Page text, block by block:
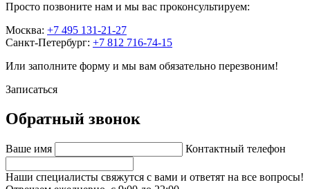
Просто позвоните нам и мы вас проконсультируем:
Москва: +7 495 131-21-27
Санкт-Петербург: +7 812 716-74-15
Или заполните форму и мы вам обязательно перезвоним!
Записаться
Обратный звонок
Ваше имя Контактный телефон
Наши специалисты свяжутся с вами и ответят на все вопросы!